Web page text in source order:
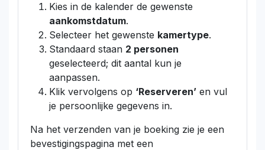
Kies in de kalender de gewenste
aankomstdatum.
Selecteer het gewenste kamertype.
Standaard staan 2 personen
geselecteerd; dit aantal kun je
aanpassen.
Klik vervolgens op ‘Reserveren’ en vul
je persoonlijke gegevens in.
Na het verzenden van je boeking zie je een
bevestigingspagina met een